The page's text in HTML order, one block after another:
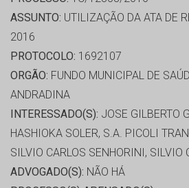
ASSUNTO: UTILIZAÇÃO DA ATA DE
2016
PROTOCOLO: 1692107
ORGÃO: FUNDO MUNICIPAL DE
ANDRADINA
INTERESSADO(S): JOSE GILBERTO
HASHIOKA SOLER, S.A. PICOLI
SILVIO CARLOS SENHORINI, SILVIO
ADVOGADO(S): NÃO HÁ